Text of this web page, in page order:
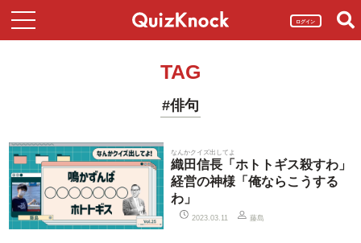
ログイン
TAG
#俳句
なんかクイズ出してよ
織田信長「ホトトギス殺すわ」
経営の神様「俺ならこうする
わ」
2023.03.11 藤島